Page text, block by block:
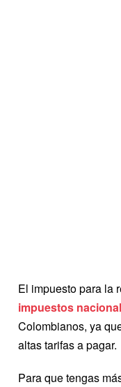
El impuesto para la
impuestos
Colombianos, ya
altas tarifas a pagar.
Para que tengas